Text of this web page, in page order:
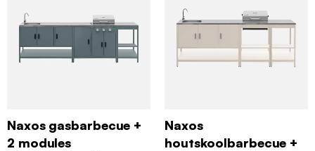
Naxos gasbarbecue +
2 modules
Naxos
houtskoolbarbecue +